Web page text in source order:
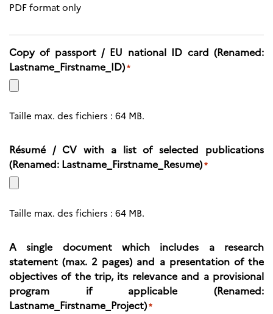
PDF format only
Copy of passport / EU national ID card (Renamed:
Lastname_Firstname_ID)*
Taille max. des fichiers : 64 MB.
Résumé / CV with a list of selected publications
(Renamed: Lastname_Firstname_Resume)*
Taille max. des fichiers : 64 MB.
A single document which includes a research
statement (max. 2 pages) and a presentation of the
objectives of the trip, its relevance and a provisional
program if applicable (Renamed:
Lastname_Firstname_Project)*